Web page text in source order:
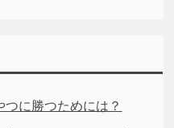
つに勝つためには？